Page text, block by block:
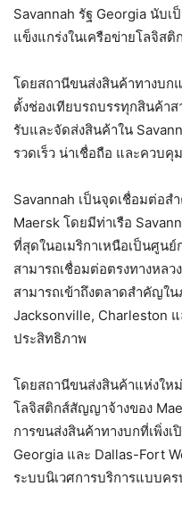
Savannah รัฐ Georgia นับ
แข็งแกร่งในเครือข่ายโลจิสติ
โดยสถานีขนส่งสินค้าทางบก
ตั้งช่องเทียบรถบรรทุกสินค้า
รับและจัดส่งสินค้าใน
รวดเร็ว น่าเชื่อถือ และควบ
Savannah เป็นจุดเชื่อมต่อส
Maersk โดยมีท่าเรือ
ที่สุดในอเมริกาเหนือเป็นศูนย์
สามารถเชื่อมต่อตรงทางหล
สามารถเข้าถึงตลาดสำคัญใ
Jacksonville, Charleston
ประสิทธิภาพ
โดยสถานีขนส่งสินค้าแห่งให
โลจิสติกส์สัญญาจ้างของ
การขนส่งสินค้าทางบกที่เพิ่ง
Georgia และ Dallas-Fort
ระบบนิเวศการบริการแบบค